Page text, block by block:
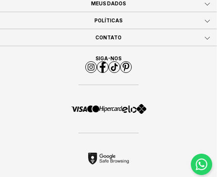
MEUS DADOS
POLÍTICAS
CONTATO
SIGA-NOS